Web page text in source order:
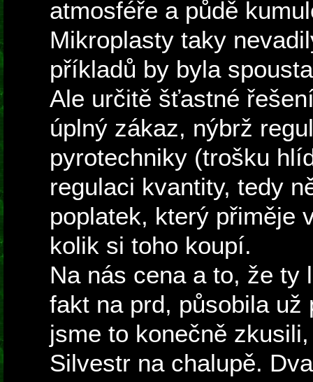
atmosféře a půdě
Mikroplasty taky
příkladů by byla
Ale určitě šťastné
úplný zákaz, nýbrž
pyrotechniky (trošku
regulaci kvantity, tedy
poplatek, který přiměje
kolik si toho koupí.
Na nás cena a to, že ty
fakt na prd, působila už
jsme to konečně
Silvestr na chalupě.